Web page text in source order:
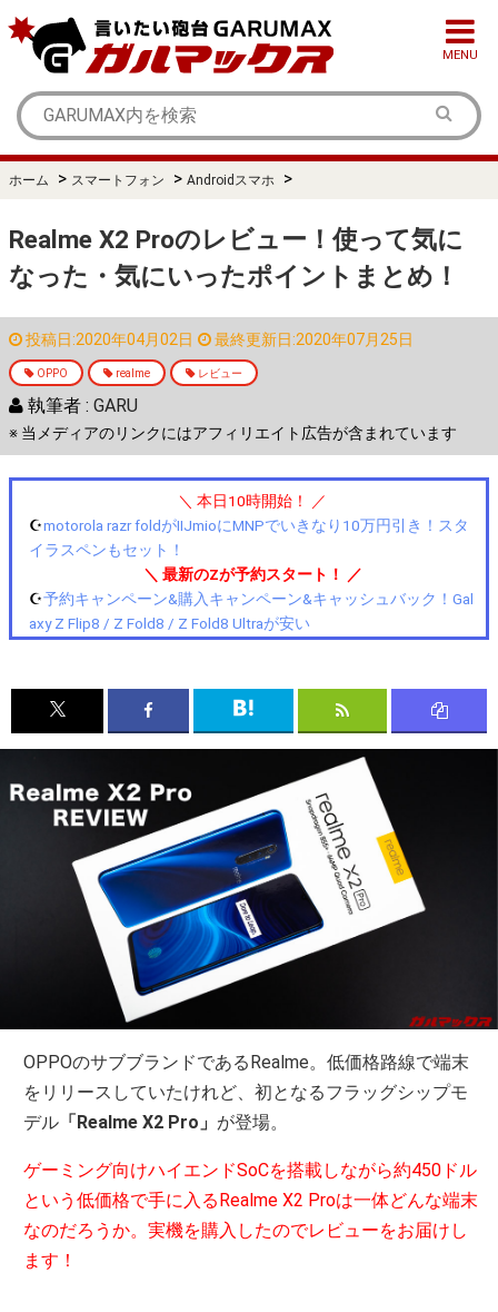
MENU
ホーム > スマートフォン > Androidスマホ >
Realme X2 Proのレビュー！使って気に
なった・気にいったポイントまとめ！
投稿日:2020年04月02日 最終更新日:2020年07月25日
OPPO realme レビュー
執筆者 : GARU
※ 当メディアのリンクにはアフィリエイト広告が含まれています
＼ 本日10時開始！ ／
☪️motorola razr foldがIIJmioにMNPでいきなり10万円引き！スタ
イラスペンもセット！
＼ 最新のZが予約スタート！ ／
☪️予約キャンペーン&購入キャンペーン&キャッシュバック！Gal
axy Z Flip8 / Z Fold8 / Z Fold8 Ultraが安い
OPPOのサブブランドであるRealme。低価格路線で端末
をリリースしていたけれど、初となるフラッグシップモ
デル 「Realme X2 Pro」 が登場。
ゲーミング向けハイエンドSoCを搭載しながら約450ドル
という低価格で手に入るRealme X2 Proは一体どんな端末
なのだろうか。実機を購入したのでレビューをお届けし
ます！